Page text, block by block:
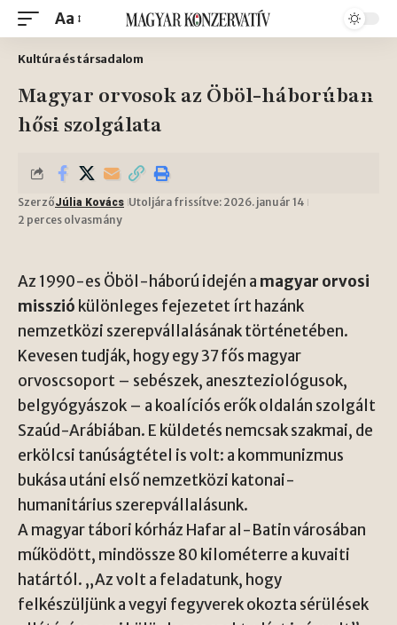
Aa
Kultúra és társadalom
Magyar orvosok az Öböl-háborúban
hősi szolgálata
SzerzőJúlia Kovács Utoljára frissítve: 2026. január 14
2 perces olvasmány
Az 1990-es Öböl-háború idején a magyar orvosi
misszió különleges fejezetet írt hazánk
nemzetközi szerepvállalásának történetében.
Kevesen tudják, hogy egy 37 fős magyar
orvoscsoport – sebészek, aneszteziológusok,
belgyógyászok – a koalíciós erők oldalán szolgált
Szaúd-Arábiában. E küldetés nemcsak szakmai, de
erkölcsi tanúságtétel is volt: a kommunizmus
bukása utáni első nemzetközi katonai-
humanitárius szerepvállalásunk.
A magyar tábori kórház Hafar al-Batin városában
működött, mindössze 80 kilométerre a kuvaiti
határtól. „Az volt a feladatunk, hogy
felkészüljünk a vegyi fegyverek okozta sérülések